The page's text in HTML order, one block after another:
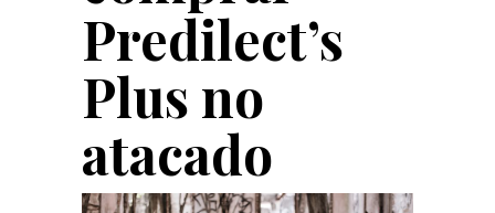
Predilect’s
Plus no
atacado